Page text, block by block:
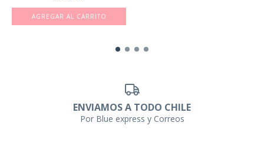
ENVIAMOS A TODO CHILE
Por Blue express y Correos